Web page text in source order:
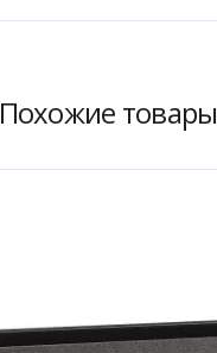
Похожие товары